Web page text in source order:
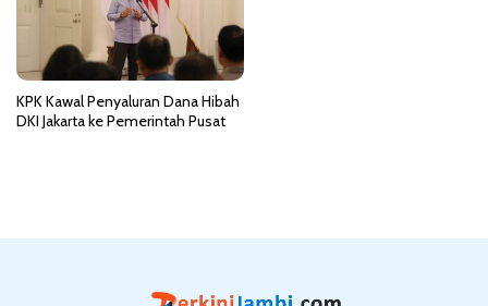
KPK Kawal Penyaluran Dana Hibah
DKI Jakarta ke Pemerintah Pusat